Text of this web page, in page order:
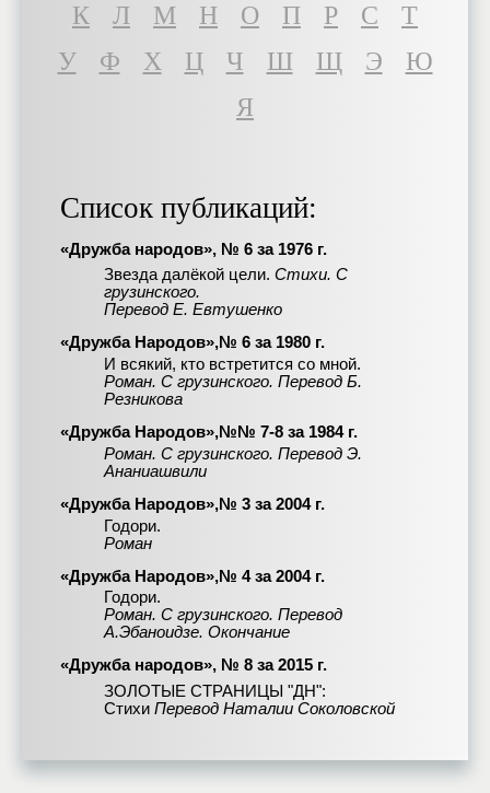
К
Л М Н О П Р С
Т
У
Ф Х Ц Ч Ш Щ Э
Ю
Я
Список публикаций:
«Дружба народов», № 6 за 1976 г.
Звезда далёкой цели. Стихи. С
грузинского.
Перевод Е. Евтушенко
«Дружба Народов»,№ 6 за 1980 г.
И всякий, кто встретится со мной.
Роман. С грузинского. Перевод Б.
Резникова
«Дружба Народов»,№№ 7-8 за 1984 г.
Роман. С грузинского. Перевод Э.
Ананиашвили
«Дружба Народов»,№ 3 за 2004 г.
Годори.
Роман
«Дружба Народов»,№ 4 за 2004 г.
Годори.
Роман. С грузинского. Перевод
А.Эбаноидзе. Окончание
«Дружба народов», № 8 за 2015 г.
ЗОЛОТЫЕ СТРАНИЦЫ "ДН":
Стихи Перевод Наталии Соколовской